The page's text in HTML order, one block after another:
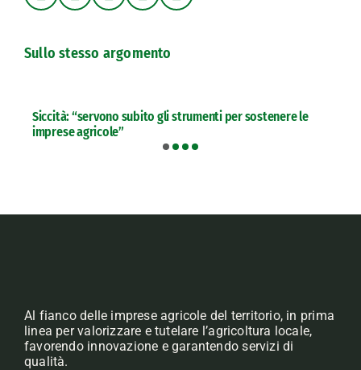
Sullo stesso argomento
Siccità: “servono subito gli strumenti per sostenere le
imprese agricole”
Al fianco delle imprese agricole del territorio, in prima
linea per valorizzare e tutelare l’agricoltura locale,
favorendo innovazione e garantendo servizi di
qualità.